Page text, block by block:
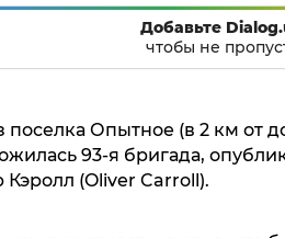
Добавьте
чтобы не
поселка Опытное (в 2 км от
93-я бригада,
(Oliver Carroll).